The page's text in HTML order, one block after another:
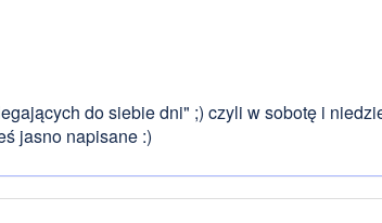
do siebie dni" ;) czyli w sobotę i
jasno napisane :)